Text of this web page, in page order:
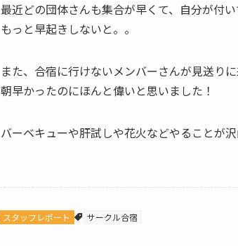
最近どの団体さんも集合が早くて、自分が付
もっと早起きしないと。。
また、合宿に行けないメンバーさんが見送りに
朝早かったのにほんと偉いと思いました！
バーベキューや肝試しや花火などやることが
スタッフレポート サークル合宿